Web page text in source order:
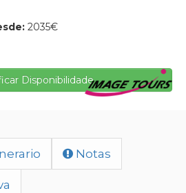
2035€
Disponibilidade
Notas